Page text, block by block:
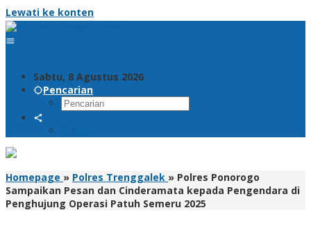
Lewati ke konten
Sabtu, 8 Agustus 2026
Pencarian
Homepage » Polres Trenggalek » Polres Ponorogo
Sampaikan Pesan dan Cinderamata kepada Pengendara di
Penghujung Operasi Patuh Semeru 2025